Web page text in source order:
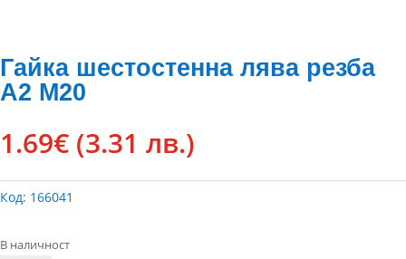
Гайка шестостенна лява резба
А2 М20
1.69€ (3.31 лв.)
Код: 166041
В наличност